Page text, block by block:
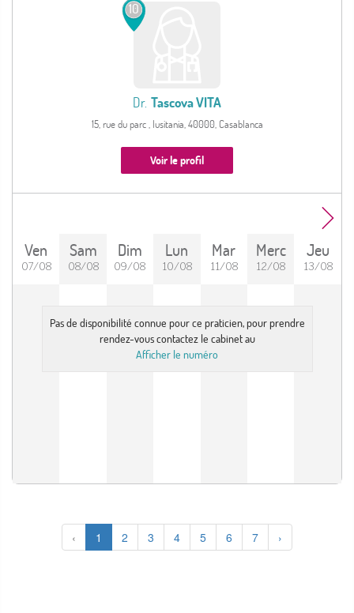
10
Dr. Tascova VITA
15, rue du parc , lusitania, 40000, Casablanca
Voir le profil
Ven
07/08
Sam
08/08
Dim
09/08
Lun
10/08
Mar
11/08
Merc
12/08
Jeu
13/08
Pas de disponibilité connue pour ce praticien, pour prendre
rendez-vous contactez le cabinet au
Afficher le numéro
‹ 1 2 3 4 5 6 7 ›